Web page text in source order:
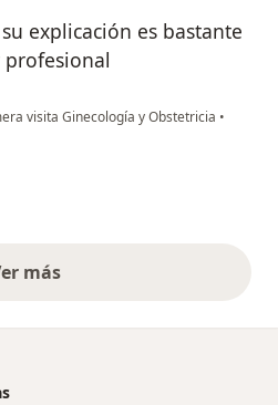
explicación es bastante
profesional
visita Ginecología y Obstetricia •
más
opiniones anteriores